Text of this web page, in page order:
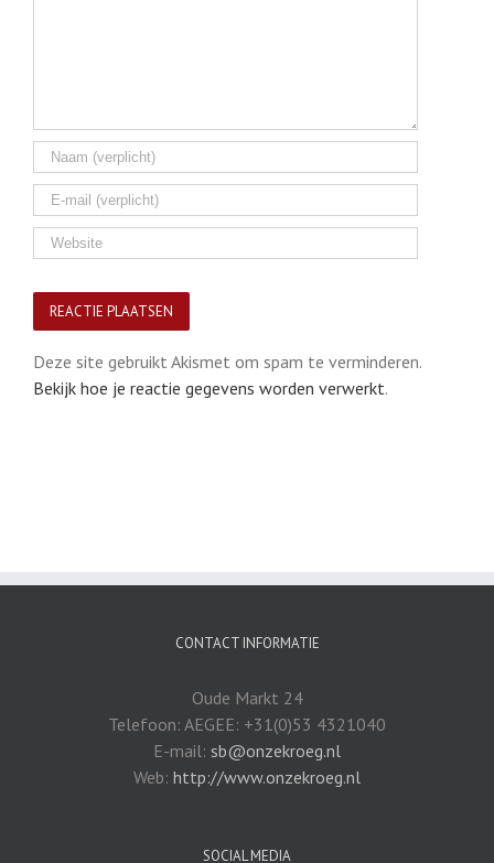
Deze site gebruikt Akismet om spam te verminderen.
Bekijk hoe je reactie gegevens worden verwerkt.
CONTACT INFORMATIE
Oude Markt 24
Telefoon: AEGEE: +31(0)53 4321040
E-mail: sb@onzekroeg.nl
Web: http://www.onzekroeg.nl
SOCIAL MEDIA